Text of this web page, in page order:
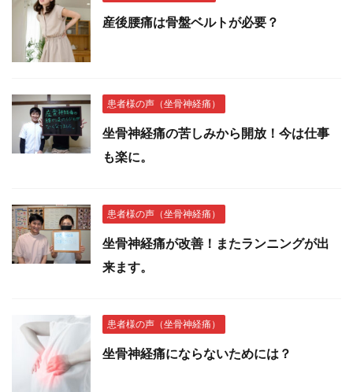
産後腰痛は骨盤ベルトが必要？
患者様の声（坐骨神経痛）
坐骨神経痛の苦しみから開放！今は仕事
も楽に。
患者様の声（坐骨神経痛）
坐骨神経痛が改善！またランニングが出
来ます。
患者様の声（坐骨神経痛）
坐骨神経痛にならないためには？